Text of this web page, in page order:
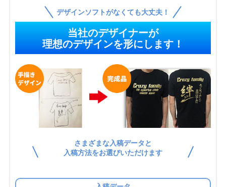
デザインソフトがなくても大丈夫！
当社のデザイナーが
理想のデザインを形にします！
さまざまな入稿データと
入稿方法をお選びいただけます